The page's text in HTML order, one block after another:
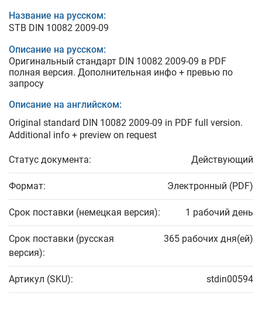
Название на русском:
STB DIN 10082 2009-09
Описание на русском:
Оригинальный стандарт DIN 10082 2009-09 в PDF
полная версия. Дополнительная инфо + превью по
запросу
Описание на английском:
Original standard DIN 10082 2009-09 in PDF full version.
Additional info + preview on request
Статус документа: Действующий
Формат: Электронный (PDF)
Срок поставки (немецкая версия): 1 рабочий день
Срок поставки (русская
версия):
365 рабочих дня(ей)
Артикул (SKU): stdin00594